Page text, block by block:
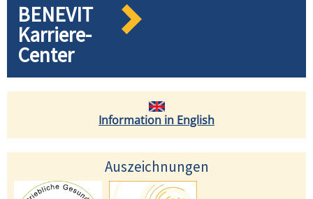
BENEVIT
Karriere-
Center
Information in English
Auszeichnungen